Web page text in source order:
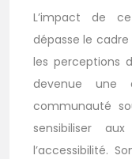
L’impact de
dépasse le
les perceptions
devenue une
communauté
sensibiliser
l’accessibilité.